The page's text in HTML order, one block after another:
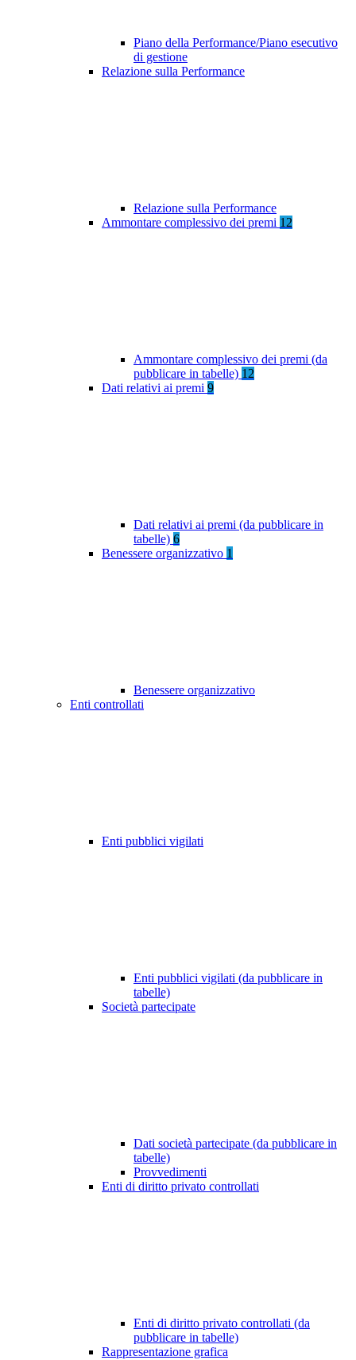
Piano della Performance/Piano esecutivo
di gestione
Relazione sulla Performance
Relazione sulla Performance
Ammontare complessivo dei premi 12
Ammontare complessivo dei premi (da
pubblicare in tabelle) 12
Dati relativi ai premi 9
Dati relativi ai premi (da pubblicare in
tabelle) 6
Benessere organizzativo 1
Benessere organizzativo
Enti controllati
Enti pubblici vigilati
Enti pubblici vigilati (da pubblicare in
tabelle)
Società partecipate
Dati società partecipate (da pubblicare in
tabelle)
Provvedimenti
Enti di diritto privato controllati
Enti di diritto privato controllati (da
pubblicare in tabelle)
Rappresentazione grafica